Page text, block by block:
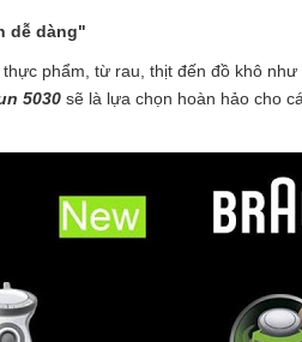
dễ dàng"
phẩm, từ rau, thịt đến đồ khô
5030 sẽ là lựa chọn hoàn hảo cho